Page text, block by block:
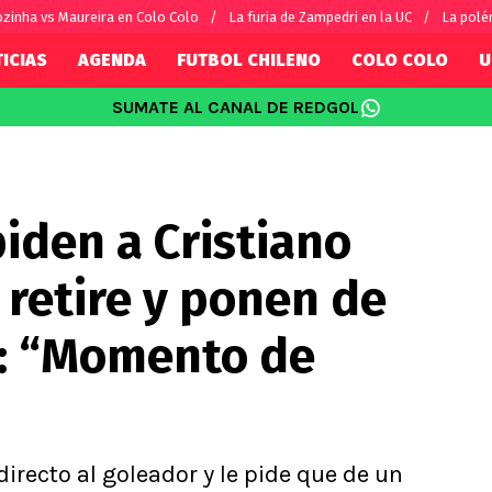
vs Maureira en Colo Colo La furia de Zampedri en la UC La
por el mundo
Fútbol Argentino
Fútbol Brasileño
Premier
Serie A
AGENDA FUTBOL CHILENO COLO COLO
SUMATE AL CANAL DE REDGOL
a Cristiano
y ponen de
“Momento de
al goleador y le pide que de un